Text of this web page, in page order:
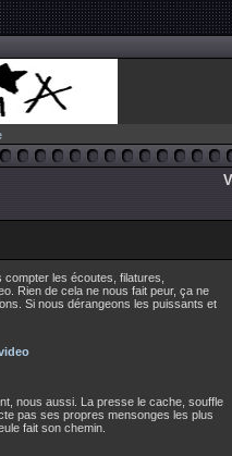
compter les écoutes, filatures,
Rien de cela ne nous fait peur, ça ne
Si nous dérangeons les puissants et
nous aussi. La presse le cache, souffle
pas ses propres mensonges les plus
fait son chemin.